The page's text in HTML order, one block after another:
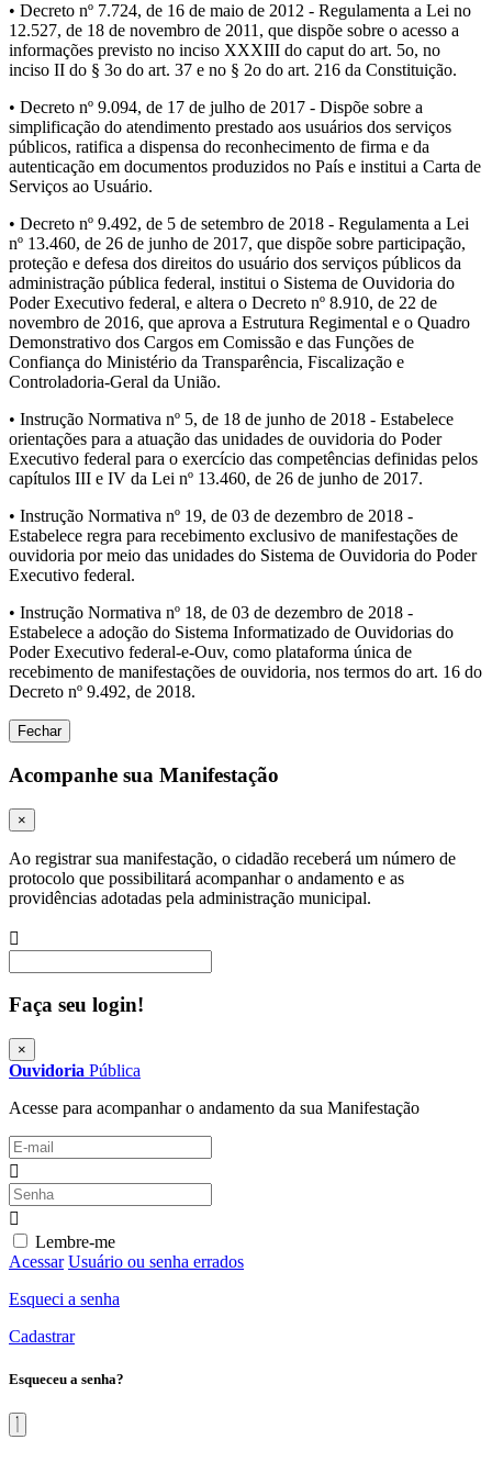
• Decreto nº 7.724, de 16 de maio de 2012 - Regulamenta a Lei no
12.527, de 18 de novembro de 2011, que dispõe sobre o acesso a
informações previsto no inciso XXXIII do caput do art. 5o, no
inciso II do § 3o do art. 37 e no § 2o do art. 216 da Constituição.
• Decreto nº 9.094, de 17 de julho de 2017 - Dispõe sobre a
simplificação do atendimento prestado aos usuários dos serviços
públicos, ratifica a dispensa do reconhecimento de firma e da
autenticação em documentos produzidos no País e institui a Carta de
Serviços ao Usuário.
• Decreto nº 9.492, de 5 de setembro de 2018 - Regulamenta a Lei
nº 13.460, de 26 de junho de 2017, que dispõe sobre participação,
proteção e defesa dos direitos do usuário dos serviços públicos da
administração pública federal, institui o Sistema de Ouvidoria do
Poder Executivo federal, e altera o Decreto nº 8.910, de 22 de
novembro de 2016, que aprova a Estrutura Regimental e o Quadro
Demonstrativo dos Cargos em Comissão e das Funções de
Confiança do Ministério da Transparência, Fiscalização e
Controladoria-Geral da União.
• Instrução Normativa nº 5, de 18 de junho de 2018 - Estabelece
orientações para a atuação das unidades de ouvidoria do Poder
Executivo federal para o exercício das competências definidas pelos
capítulos III e IV da Lei nº 13.460, de 26 de junho de 2017.
• Instrução Normativa nº 19, de 03 de dezembro de 2018 -
Estabelece regra para recebimento exclusivo de manifestações de
ouvidoria por meio das unidades do Sistema de Ouvidoria do Poder
Executivo federal.
• Instrução Normativa nº 18, de 03 de dezembro de 2018 -
Estabelece a adoção do Sistema Informatizado de Ouvidorias do
Poder Executivo federal-e-Ouv, como plataforma única de
recebimento de manifestações de ouvidoria, nos termos do art. 16 do
Decreto nº 9.492, de 2018.
Fechar
Acompanhe sua Manifestação
×
Ao registrar sua manifestação, o cidadão receberá um número de
protocolo que possibilitará acompanhar o andamento e as
providências adotadas pela administração municipal.
Faça seu login!
×
Ouvidoria Pública
Acesse para acompanhar o andamento da sua Manifestação
Lembre-me
Acessar Usuário ou senha errados
Esqueci a senha
Cadastrar
Esqueceu a senha?